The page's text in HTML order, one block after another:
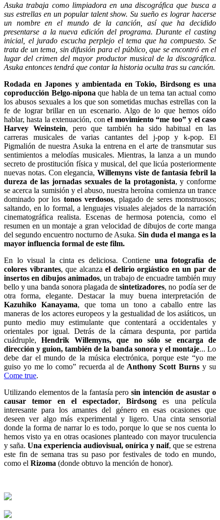
Asuka trabaja como limpiadora en una discográfica que busca a
sus estrellas en un popular talent show. Su sueño es lograr hacerse
un nombre en el mundo de la canción, así que ha decidido
presentarse a la nueva edición del programa. Durante el casting
inicial, el jurado escucha perplejo el tema que ha compuesto. Se
trata de un tema, sin difusión para el público, que se encontró en el
lugar del crimen del mayor productor musical de la discográfica.
Asuka entonces tendrá que contar la historia oculta tras su canción.
Rodada en Japones y ambientada en Tokio, Birdsong es una
coproducción Belgo-nipona que habla de un tema tan actual como
los abusos sexuales a los que son sometidas muchas estrellas con la
fe de lograr brillar en un escenario. Algo de lo que hemos oído
hablar, hasta la extenuación, conel movimiento “me too” y el caso
Harvey Weinstein, pero que también ha sido habitual en las
carreras musicales de varias cantantes del j-pop y k-pop. El
Pigmalión de nuestra Asuka la entrena en el arte de transmutar sus
sentimientos a melodías musicales. Mientras, la lanza a un mundo
secreto de prostitución física y musical, del que licúa posteriormente
nuevas notas. Con elegancia,Willemyns viste de fantasía febril la
dureza de las jornadas sexuales de la protagonista, y conforme
se acerca la sumisión y el abuso, nuestra heroína comienza un trance
dominado por los tonos verdosos, plagado de seres monstruosos;
saltando, en lo formal, a lenguajes visuales alejados de la narración
cinematográfica realista. Escenas de hermosa potencia, como el
resumen en un montaje a gran velocidad de dibujos de corte manga
del segundo encuentro nocturno de Asuka. Sin duda el manga es la
mayor influencia formal de este film.
En lo visual la cinta es deliciosa. Contiene una fotografía de
colores vibrantes, que alcanza el delirio orgiástico en un par de
insertos en dibujos animados, un trabajo de encuadre también muy
bello y una banda sonora plagada desintetizadores, no podía ser de
otra forma, elegante. Destacar la muy buena interpretación de
Kazuhiko Kanayama, que toma un tono a caballo entre las
maneras de los actores europeos y la gestualidad de los asiáticos, un
punto medio muy estimulante que contentará a occidentales y
orientales por igual. Detrás de la cámara despunta, por partida
cuádruple,Hendrik Willemyns, que no sólo se encarga de
dirección y guion, también de la banda sonora y el montaje... Lo
debe dar el mundo de la música electrónica, porque este “yo me
guiso yo me lo como” recuerda al de Anthony Scott Burns y su
Come true.
Utilizando elementos de la fantasía perosin intención de asustar o
causar temor en el espectador, Birdsong es una película
interesante para los amantes del género en esas ocasiones que
deseen ver algo más experimental y ligero. Una cinta sensorial
donde la forma de narrar lo es todo, porque lo que se nos cuenta lo
hemos visto ya en otras ocasiones planteado con mayor truculencia
y saña. Una experiencia audiovisual, onírica y naif, que se estrena
este fin de semana tras su paso por festivales de todo en mundo,
como el Rizoma (donde obtuvo la mención de honor).